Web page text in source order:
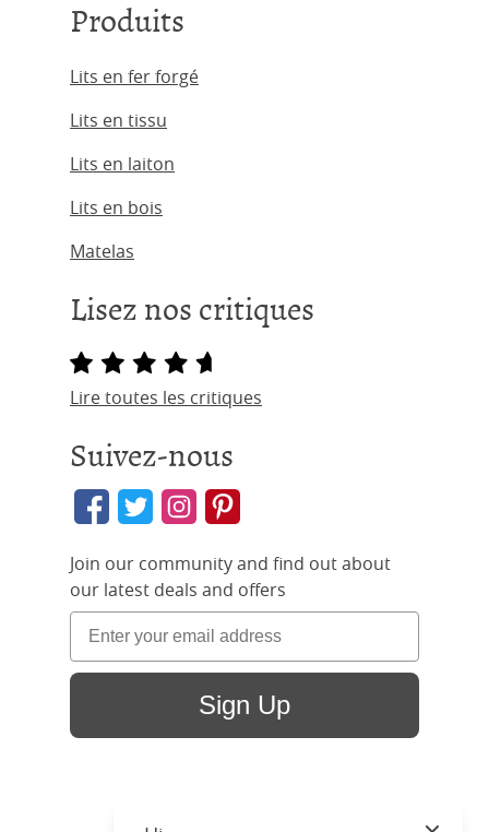
Produits
Lits en fer forgé
Lits en tissu
Lits en laiton
Lits en bois
Matelas
Lisez nos critiques
Lire toutes les critiques
Suivez-nous
Join our community and find out about
our latest deals and offers
Sign Up